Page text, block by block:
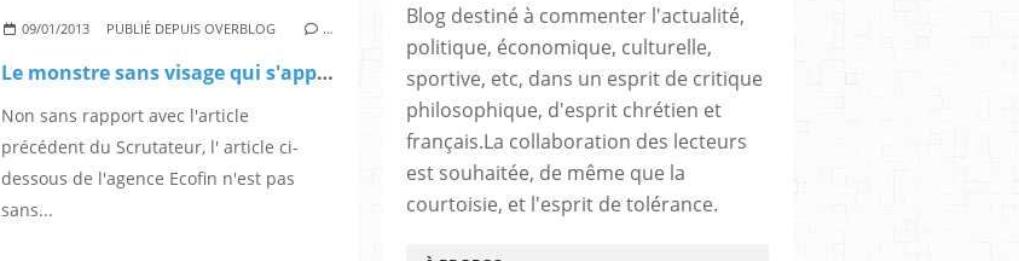
09/01/2013 PUBLIÉ DEPUIS OVERBLOG …
Le monstre sans visage qui s'apprête à détruire l'Europe.
Non sans rapport avec l'article
précédent du Scrutateur, l' article ci-
dessous de l'agence Ecofin n'est pas
sans...
Blog destiné à commenter l'actualité,
politique, économique, culturelle,
sportive, etc, dans un esprit de critique
philosophique, d'esprit chrétien et
français.La collaboration des lecteurs
est souhaitée, de même que la
courtoisie, et l'esprit de tolérance.